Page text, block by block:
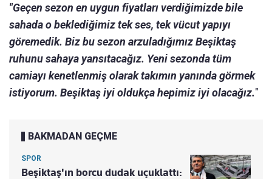
"Geçen sezon en uygun fiyatları verdiğimizde bile
sahada o beklediğimiz tek ses, tek vücut yapıyı
göremedik. Biz bu sezon arzuladığımız Beşiktaş
ruhunu sahaya yansıtacağız. Yeni sezonda tüm
camiayı kenetlenmiş olarak takımın yanında görmek
istiyorum. Beşiktaş iyi oldukça hepimiz iyi olacağız."
BAKMADAN GEÇME
SPOR
Beşiktaş'ın borcu dudak uçuklattı: